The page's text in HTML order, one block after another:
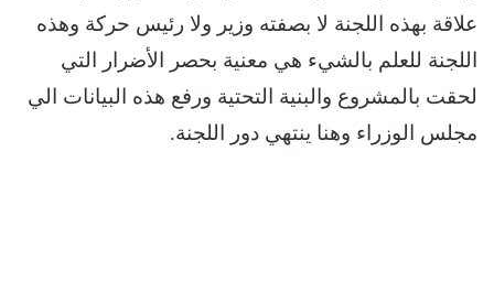
علاقة بهذه اللجنة لا بصفته وزير ولا رئيس حركة وهذه
اللجنة للعلم بالشيء هي معنية بحصر الأضرار التي
لحقت بالمشروع والبنية التحتية ورفع هذه البيانات الي
مجلس الوزراء وهنا ينتهي دور اللجنة.